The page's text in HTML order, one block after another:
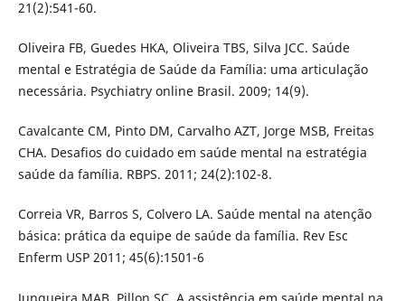
21(2):541-60.
Oliveira FB, Guedes HKA, Oliveira TBS, Silva JCC. Saúde
mental e Estratégia de Saúde da Família: uma articulação
necessária. Psychiatry online Brasil. 2009; 14(9).
Cavalcante CM, Pinto DM, Carvalho AZT, Jorge MSB, Freitas
CHA. Desafios do cuidado em saúde mental na estratégia
saúde da família. RBPS. 2011; 24(2):102-8.
Correia VR, Barros S, Colvero LA. Saúde mental na atenção
básica: prática da equipe de saúde da família. Rev Esc
Enferm USP 2011; 45(6):1501-6
Junqueira MAB, Pillon SC. A assistência em saúde mental na